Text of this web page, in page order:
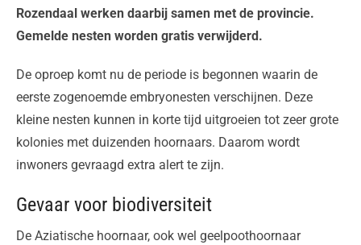
Rozendaal werken daarbij samen met de provincie.
Gemelde nesten worden gratis verwijderd.
De oproep komt nu de periode is begonnen waarin de
eerste zogenoemde embryonesten verschijnen. Deze
kleine nesten kunnen in korte tijd uitgroeien tot zeer grote
kolonies met duizenden hoornaars. Daarom wordt
inwoners gevraagd extra alert te zijn.
Gevaar voor biodiversiteit
De Aziatische hoornaar, ook wel geelpoothoornaar